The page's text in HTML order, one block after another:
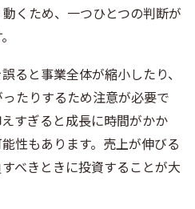
くため、一つひとつの判断が
ると事業全体が縮小したり、
たりするため注意が必要で
すぎると成長に時間がかか
性もあります。売上が伸びる
べきときに投資することが大